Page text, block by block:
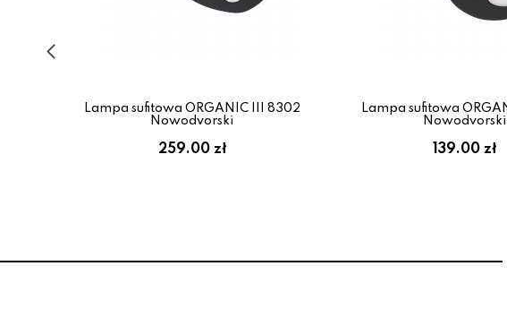
Lampa sufitowa ORGANIC III 8302
Nowodvorski
259.00 zł
Lampa sufitowa
Nowodvorski
139.00 zł